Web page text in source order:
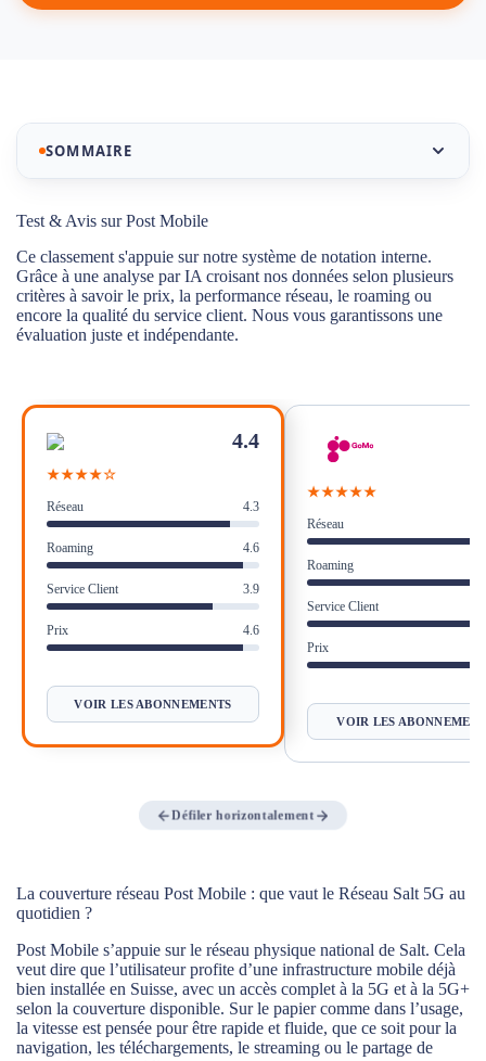
SOMMAIRE
Notre sélection des meilleurs abonnements mobiles
Test & Avis sur Post Mobile
La couverture réseau Post Mobile : que vaut le
Réseau Salt 5G au quotidien ?
qu’il faut savoir
Un service client de proximité unique en Suisse
Avantages et Inconvénients des offres Post Mobile
Verdict : Faut-il choisir Post Mobile pour son natel en
Suisse ?
Foire Aux Questions - Post Mobile
Test & Avis sur Post Mobile
Ce classement s'appuie sur notre système de notation interne.
Grâce à une analyse par IA croisant nos données selon plusieurs
critères à savoir le prix, la performance réseau, le roaming ou
encore la qualité du service client. Nous vous garantissons une
évaluation juste et indépendante.
4.4
★★★★☆
Réseau 4.3
Roaming 4.6
Service Client 3.9
Prix 4.6
VOIR LES ABONNEMENTS
★★★★★
Réseau
Roaming
Service Client
Prix
VOIR LES
Défiler horizontalement
La couverture réseau Post Mobile : que vaut le Réseau Salt 5G au
quotidien ?
Post Mobile s’appuie sur le réseau physique national de Salt. Cela
veut dire que l’utilisateur profite d’une infrastructure mobile déjà
bien installée en Suisse, avec un accès complet à la 5G et à la 5G+
selon la couverture disponible. Sur le papier comme dans l’usage,
la vitesse est pensée pour être rapide et fluide, que ce soit pour la
navigation, les téléchargements, le streaming ou le partage de